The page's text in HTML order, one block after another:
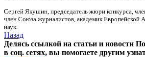
Сергей Якушин, председатель жюри конкурса,
член Союза журналистов, академик Европейской
наук.
Назад
Делясь ссылкой на статьи и новости
в соц. сетях, вы помогаете другим